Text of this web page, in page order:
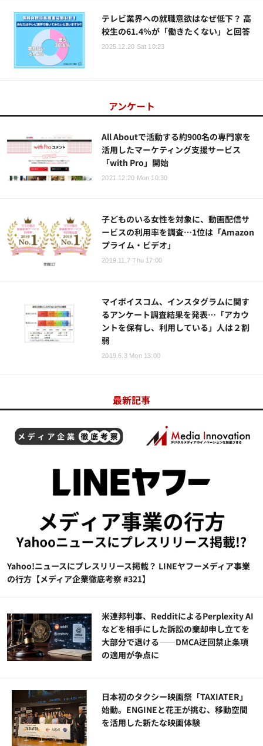
テレビ業界への就職意欲はなぜ低下？ 高
校生の61.4％が「働きたくない」と回答
2025.12.20 Sat 10:23
アンケート
All Aboutで活動する約900名の専門家を
活用したマーケティング支援サービス
「with Pro」開始
2021.12.20 Mon 10:30
子どものいる女性を対象に、動画配信サ
ービスの利用率を調査…1位は「Amazon
プライム・ビデオ」
2019.11.7 Thu 17:00
マイボイスコム、インスタグラムに関す
るアンケート調査結果を発表…「アカウ
ントを保有し、利用している」人は２割
弱
2019.6.3 Mon 13:00
最新記事
Yahoo!ニュースにプレスリリース掲載？ LINEヤフーメディア事業
の行方【メディア企業徹底考察 #321】
米連邦判事、RedditによるPerplexity AI
などを相手にした訴訟の棄却申し立てを
大部分で退ける——DMCA迂回禁止条項
の適用が争点に
日本初のタクシー映画祭「TAXIATER」
始動。ENGINEと花王が挑む、移動空間
を活用した新たな映画体験